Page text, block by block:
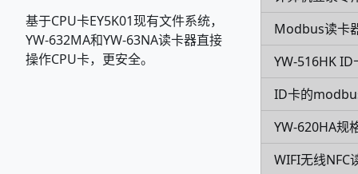
Modbus读卡
YW-516HK
ID卡的
YW-620HA规
WIFI无线NFC
基于CPU卡EY5K01现有文件系统，
YW-632MA和YW-63NA读卡器直接
操作CPU卡，更安全。